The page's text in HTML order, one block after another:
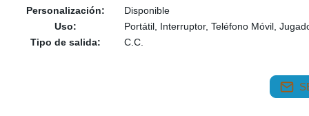
Personalización:
Disponible
Uso:
Portátil, Interruptor, Teléfono Móvil,
Tipo de salida:
C.C.